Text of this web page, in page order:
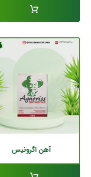
آهن اگرونیس